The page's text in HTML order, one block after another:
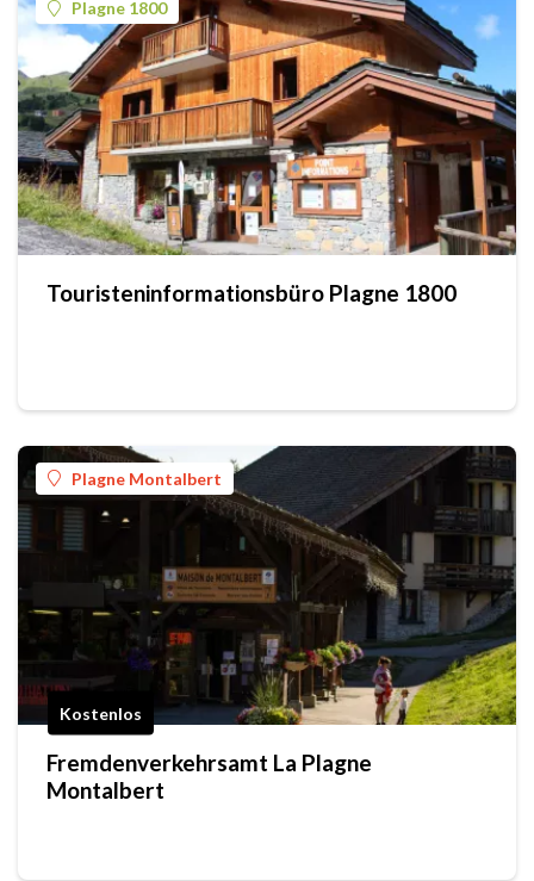
Plagne 1800
Touristeninformationsbüro Plagne 1800
Plagne Montalbert
Kostenlos
Fremdenverkehrsamt La Plagne
Montalbert